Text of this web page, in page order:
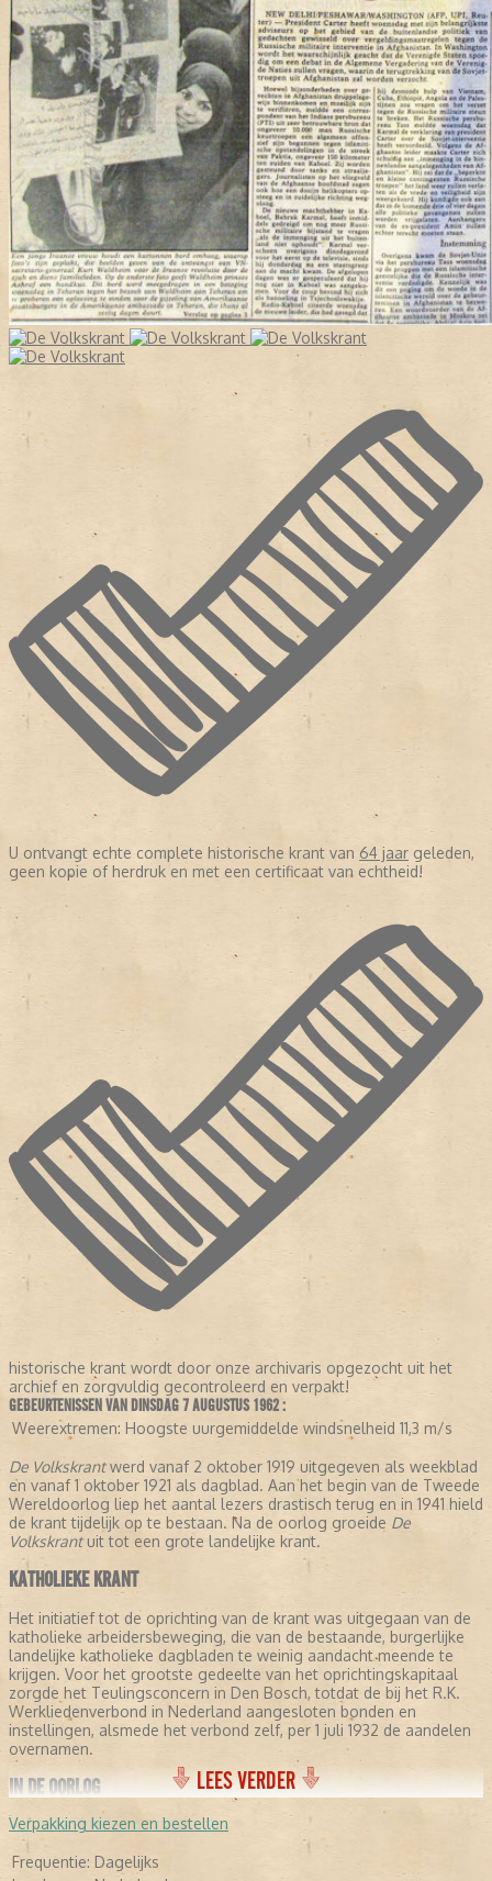
U ontvangt echte complete historische krant van 64 jaar geleden,
geen kopie of herdruk en met een certificaat van echtheid!
historische krant wordt door onze archivaris opgezocht uit het
archief en zorgvuldig gecontroleerd en verpakt!
GEBEURTENISSEN VAN DINSDAG 7 AUGUSTUS 1962 :
Weerextremen: Hoogste uurgemiddelde windsnelheid 11,3 m/s
De Volkskrantwerd vanaf 2 oktober 1919 uitgegeven als weekblad
en vanaf 1 oktober 1921 als dagblad. Aan het begin van de Tweede
Wereldoorlog liep het aantal lezers drastisch terug en in 1941 hield
de krant tijdelijk op te bestaan. Na de oorlog groeide De
Volkskrantuit tot een grote landelijke krant.
KATHOLIEKE KRANT
Het initiatief tot de oprichting van de krant was uitgegaan van de
katholieke arbeidersbeweging, die van de bestaande, burgerlijke
landelijke katholieke dagbladen te weinig aandacht meende te
krijgen. Voor het grootste gedeelte van het oprichtingskapitaal
zorgde het Teulingsconcern in Den Bosch, totdat de bij het R.K.
Werkliedenverbond in Nederland aangesloten bonden en
instellingen, alsmede het verbond zelf, per 1 juli 1932 de aandelen
overnamen.
IN DE OORLOG
Met ingang van 1935 werdDe Volkskrant
4 oktober 1941 verscheen het voorlopig laatste nummer, nadat het
dagblad in de maanden daarvoor in NSB-handen was geraakt. Op
LEES VERDER
Verpakking kiezen en bestellen
Frequentie: Dagelijks